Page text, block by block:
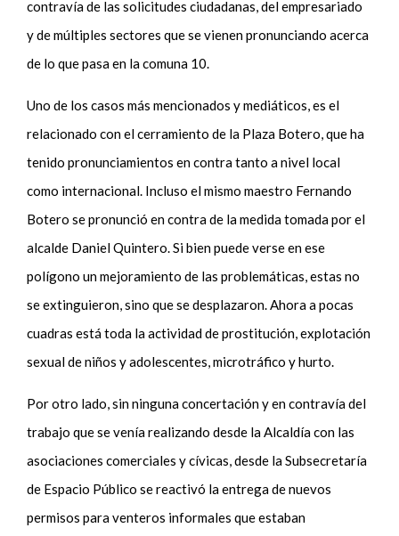
contravía de las solicitudes ciudadanas, del empresariado
y de múltiples sectores que se vienen pronunciando acerca
de lo que pasa en la comuna 10.
Uno de los casos más mencionados y mediáticos, es el
relacionado con el cerramiento de la Plaza Botero, que ha
tenido pronunciamientos en contra tanto a nivel local
como internacional. Incluso el mismo maestro Fernando
Botero se pronunció en contra de la medida tomada por el
alcalde Daniel Quintero. Si bien puede verse en ese
polígono un mejoramiento de las problemáticas, estas no
se extinguieron, sino que se desplazaron. Ahora a pocas
cuadras está toda la actividad de prostitución, explotación
sexual de niños y adolescentes, microtráfico y hurto.
Por otro lado, sin ninguna concertación y en contravía del
trabajo que se venía realizando desde la Alcaldía con las
asociaciones comerciales y cívicas, desde la Subsecretaría
de Espacio Público se reactivó la entrega de nuevos
permisos para venteros informales que estaban